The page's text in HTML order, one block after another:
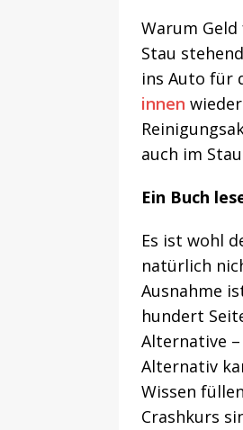
Warum
Stau
ins Auto für
innen
auch im
Ein Buch
Es ist wohl
natürlich
Ausnahme
hundert
Alternative
Alternativ
Wissen
Crashkurs